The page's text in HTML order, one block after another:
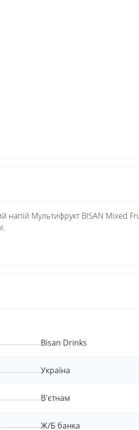
напій Мультифрукт BISAN Mixed
Bisan Drinks
Україна
В'єтнам
Ж/Б банка